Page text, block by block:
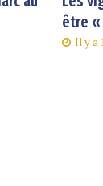
être «
Il y a